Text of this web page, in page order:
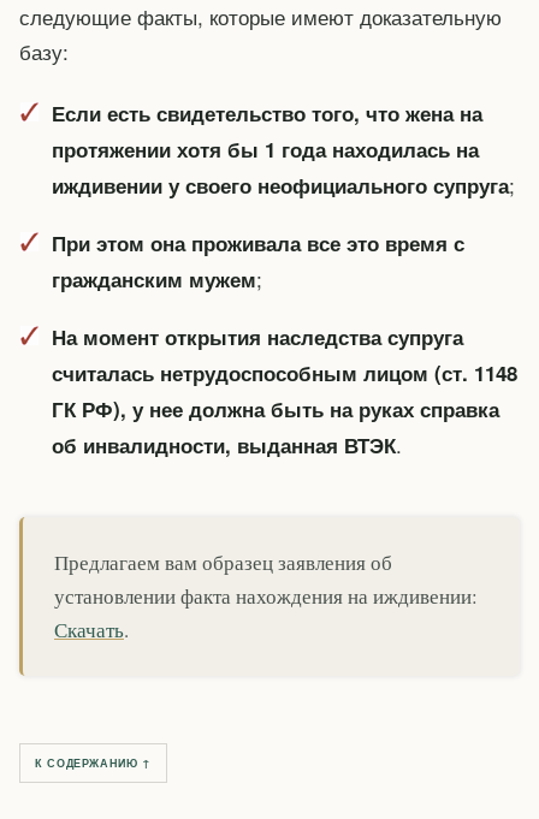
следующие факты, которые имеют доказательную
базу:
Если есть свидетельство того, что жена на
протяжении хотя бы 1 года находилась на
иждивении у своего неофициального супруга;
При этом она проживала все это время с
гражданским мужем;
На момент открытия наследства супруга
считалась нетрудоспособным лицом (ст. 1148
ГК РФ), у нее должна быть на руках справка
об инвалидности, выданная ВТЭК.
Предлагаем вам образец заявления об
установлении факта нахождения на иждивении:
Скачать.
К СОДЕРЖАНИЮ ↑